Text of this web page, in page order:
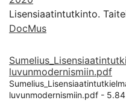
Lisensiaatintutkinto.
DocMus
luvunmodernismiin.pdf
luvunmodernismiin.pdf -